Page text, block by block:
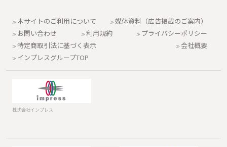
本サイトのご利用について
媒体資料（広告掲載のご案内）
お問い合わせ
利用規約
プライバシーポリシー
特定商取引法に基づく表示
会社概要
インプレスグループTOP
株式会社インプレス